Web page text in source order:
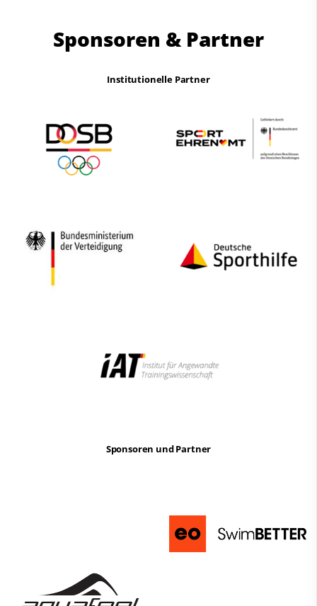
Sponsoren & Partner
Institutionelle Partner
Sponsoren und Partner